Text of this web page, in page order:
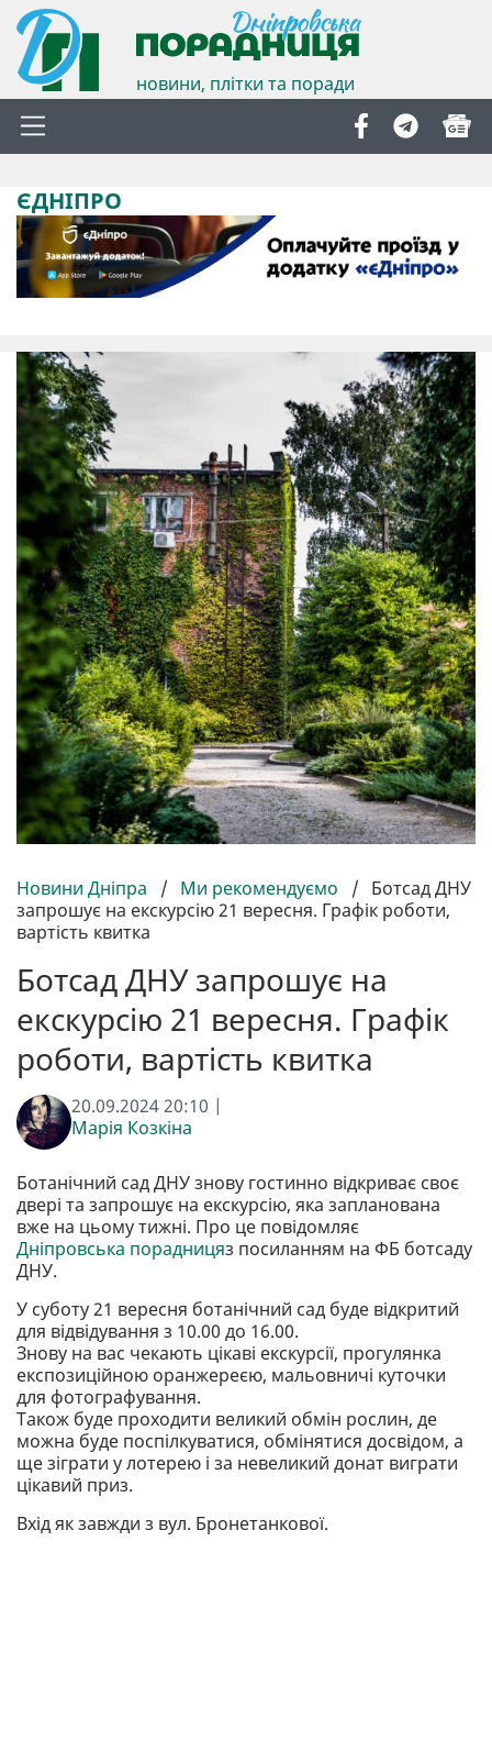
новини, плітки та поради
ЄДНІПРО
Новини Дніпра / Ми рекомендуємо / Ботсад ДНУ
запрошує на екскурсію 21 вересня. Графік роботи,
вартість квитка
Ботсад ДНУ запрошує на
екскурсію 21 вересня. Графік
роботи, вартість квитка
20.09.2024 20:10 |
Марія Козкіна
Ботанічний сад ДНУ знову гостинно відкриває своє
двері та запрошує на екскурсію, яка запланована
вже на цьому тижні. Про це повідомляє
Дніпровська порадницяз посиланням на ФБ ботсаду
ДНУ.
У суботу 21 вересня ботанічний сад буде відкритий
для відвідування з 10.00 до 16.00.
Знову на вас чекають цікаві екскурсії, прогулянка
експозиційною оранжереєю, мальовничі куточки
для фотографування.
Також буде проходити великий обмін рослин, де
можна буде поспілкуватися, обмінятися досвідом, а
ще зіграти у лотерею і за невеликий донат виграти
цікавий приз.
Вхід як завжди з вул. Бронетанкової.